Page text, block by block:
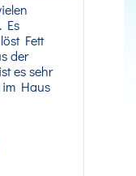
Es
Fett
der
es sehr
im Haus